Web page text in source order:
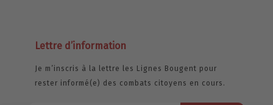
Lettre d’information
Je m’inscris à la lettre les Lignes Bougent pour
rester informé(e) des combats citoyens en cours.